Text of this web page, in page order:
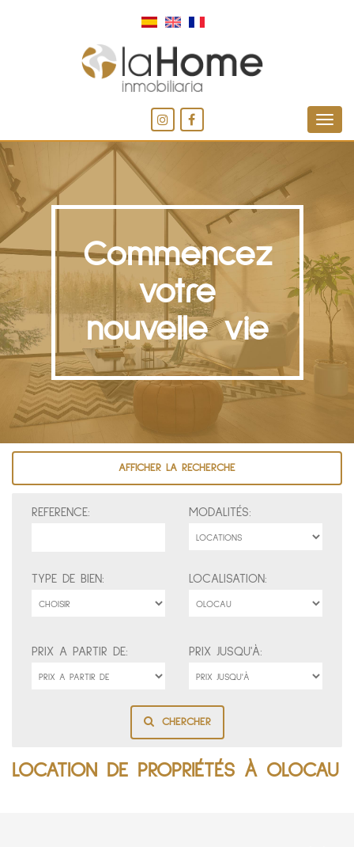
Commencez
votre
nouvelle vie
AFFICHER LA RECHERCHE
REFERENCE: MODALITÉS:
TYPE DE BIEN: LOCALISATION:
PRIX A PARTIR DE: PRIX JUSQU'À:
CHERCHER
LOCATION DE PROPRIÉTÉS À OLOCAU